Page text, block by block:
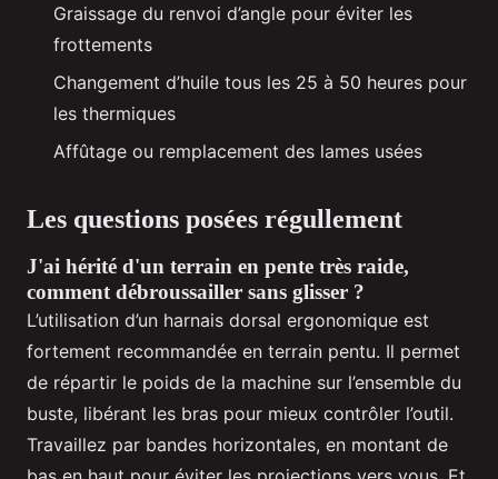
Graissage du renvoi d’angle pour éviter les
frottements
Changement d’huile tous les 25 à 50 heures pour
les thermiques
Affûtage ou remplacement des lames usées
Les questions posées régullement
J'ai hérité d'un terrain en pente très raide,
comment débroussailler sans glisser ?
L’utilisation d’un harnais dorsal ergonomique est
fortement recommandée en terrain pentu. Il permet
de répartir le poids de la machine sur l’ensemble du
buste, libérant les bras pour mieux contrôler l’outil.
Travaillez par bandes horizontales, en montant de